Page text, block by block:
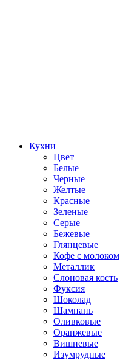
Кухни
Цвет
Белые
Черные
Желтые
Красные
Зеленые
Серые
Бежевые
Глянцевые
Кофе с молоком
Металлик
Слоновая кость
Фуксия
Шоколад
Шампань
Оливковые
Оранжевые
Вишневые
Изумрудные